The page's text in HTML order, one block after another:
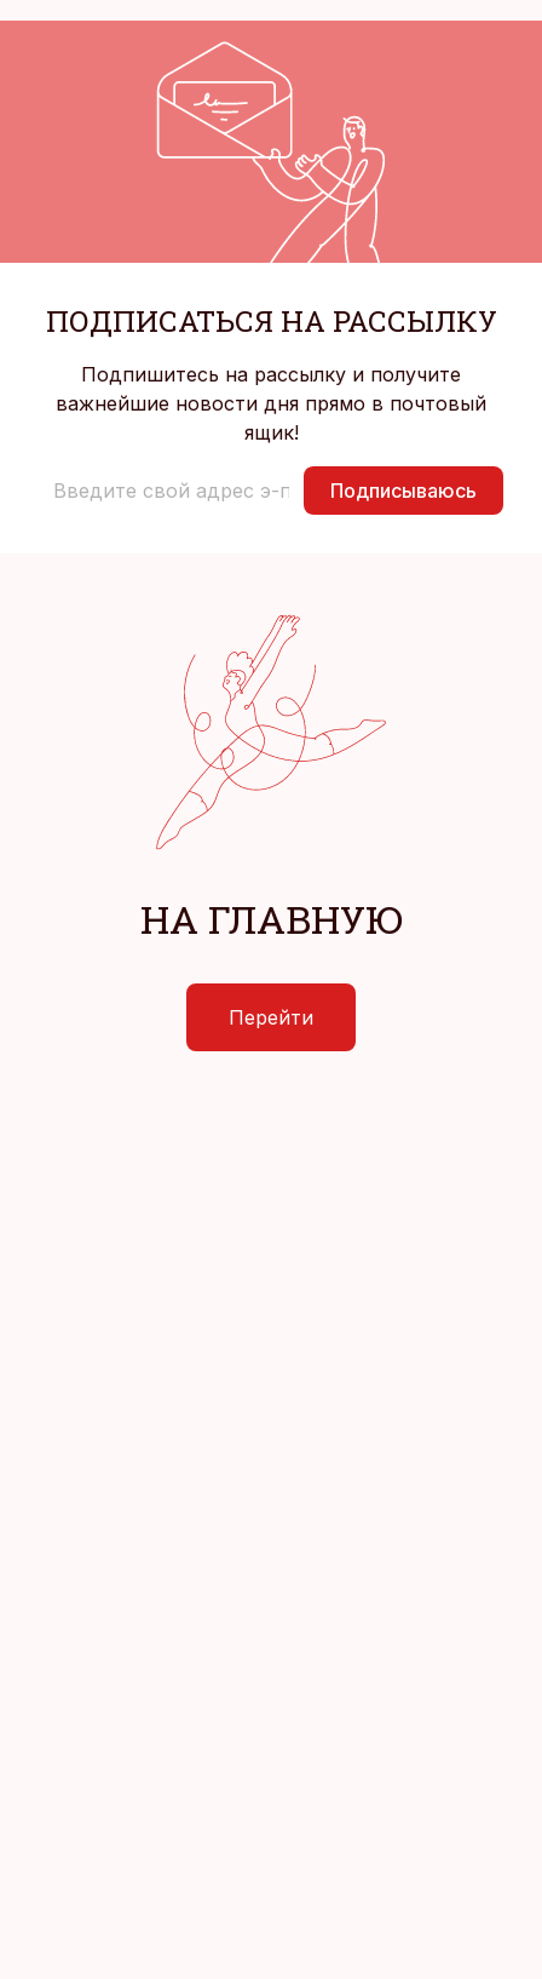
ПОДПИСАТЬСЯ НА РАССЫЛКУ
Подпишитесь на рассылку и получите
важнейшие новости дня прямо в почтовый
ящик!
Подписываюсь
НА ГЛАВНУЮ
Перейти